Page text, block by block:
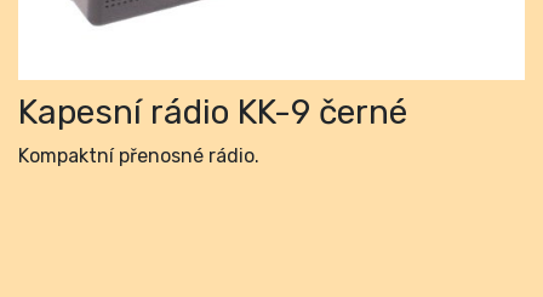
Kapesní rádio KK-9 černé
Kompaktní přenosné rádio.